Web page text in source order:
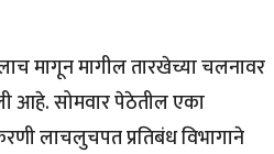
मागून मागील तारखेच्या चलनावर
आहे. सोमवार पेठेतील एका
लाचलुचपत प्रतिबंध विभागाने